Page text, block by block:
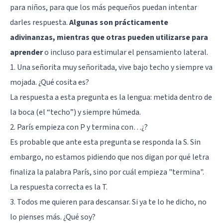
para niños, para que los más pequeños puedan intentar
darles respuesta.Algunas son prácticamente
adivinanzas, mientras que otras pueden utilizarse para
aprendero incluso para estimular el pensamiento lateral.
1. Una señorita muy señoritada, vive bajo techo y siempre va
mojada. ¿Qué cosita es?
La respuesta a esta pregunta es la lengua: metida dentro de
la boca (el “techo”) y siempre húmeda.
2. París empieza con P y termina con…¿?
Es probable que ante esta pregunta se responda la S. Sin
embargo, no estamos pidiendo que nos digan por qué letra
finaliza la palabra París, sino por cuál empieza "termina".
La respuesta correcta es la T.
3. Todos me quieren para descansar. Si ya te lo he dicho, no
lo pienses más. ¿Qué soy?